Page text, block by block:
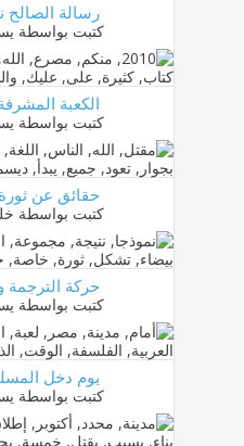
رسالة الصالح
كتبت بواسطة
الكعبة
كتبت بواسطة
حقائق عن ثورة 23 يوليو
كتبت بواسطة
حركة الترجمة
كتبت بواسطة
يوم دخل
كتبت بواسطة